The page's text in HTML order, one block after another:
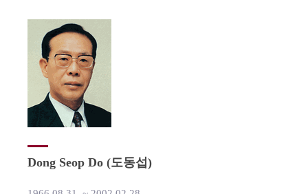
Dong Seop Do (도동섭)